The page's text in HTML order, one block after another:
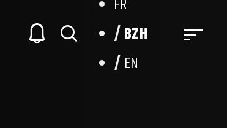
FR
BZH
EN